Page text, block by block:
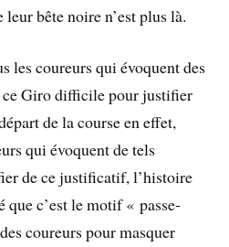
bête noire n’est plus là.
les coureurs qui évoquent des
ce Giro difficile pour justifier
de la course en effet,
qui évoquent de tels
de ce justificatif, l’histoire
que c’est le motif « passe-
coureurs pour masquer